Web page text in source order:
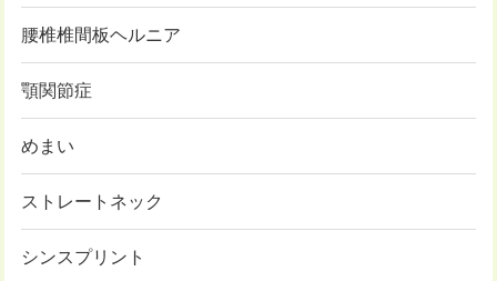
腰椎椎間板ヘルニア
顎関節症
めまい
ストレートネック
シンスプリント